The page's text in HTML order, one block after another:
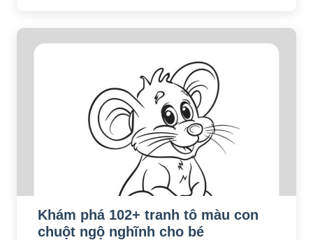
Khám phá 102+ tranh tô màu con
chuột ngộ nghĩnh cho bé